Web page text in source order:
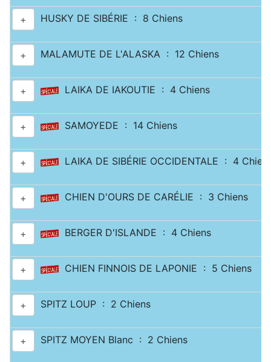
+ HUSKY DE SIBÉRIE : 8 Chiens
+ MALAMUTE DE L'ALASKA : 12 Chiens
+ LAIKA DE IAKOUTIE : 4 Chiens
+ SAMOYEDE : 14 Chiens
+ LAIKA DE SIBÉRIE OCCIDENTALE : 4
+ CHIEN D'OURS DE CARÉLIE : 3 Chiens
+ BERGER D'ISLANDE : 4 Chiens
+ CHIEN FINNOIS DE LAPONIE : 5 Chiens
+ SPITZ LOUP : 2 Chiens
+ SPITZ MOYEN Blanc : 2 Chiens